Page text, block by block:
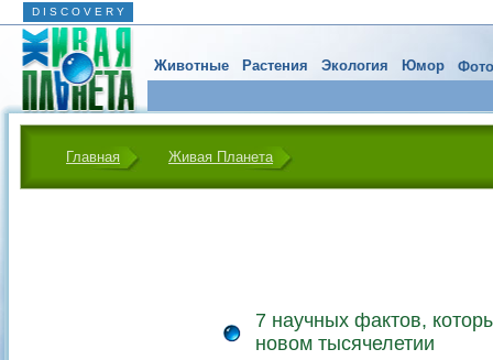
D I S C O V E R Y
Животные Растения Экология Юмор
Главная Живая Планета
7 научных фактов,
новом тысячелетии